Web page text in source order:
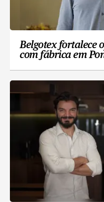
Belgotex fortalece
com fábrica em